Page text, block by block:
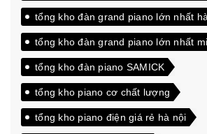
tổng kho đàn grand piano lớn nhất
tổng kho đàn grand piano lớn nhất
tổng kho đàn piano SAMICK
tổng kho piano cơ chất lượng
tổng kho piano điện giá rẻ hà nội